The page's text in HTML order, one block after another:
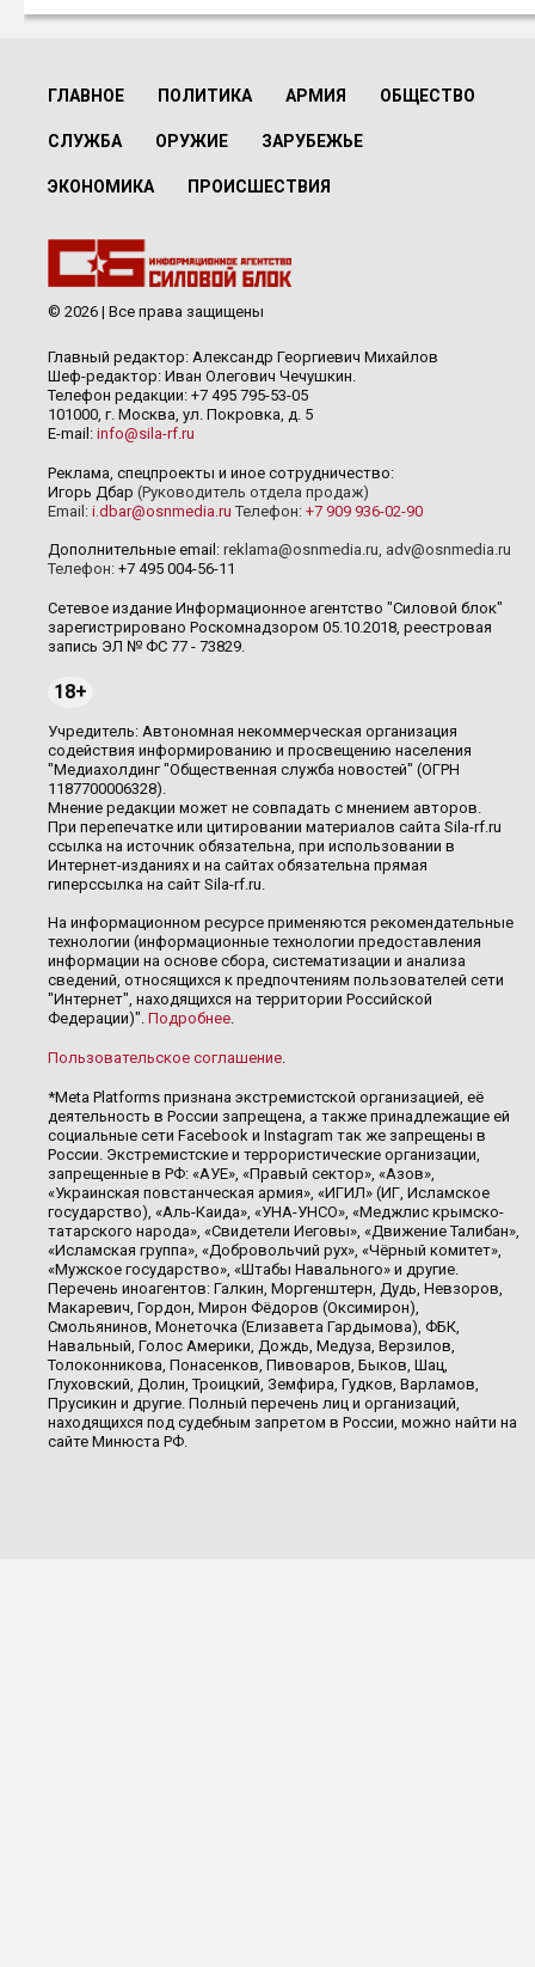
ГЛАВНОЕ ПОЛИТИКА АРМИЯ ОБЩЕСТВО
СЛУЖБА ОРУЖИЕ ЗАРУБЕЖЬЕ
ЭКОНОМИКА ПРОИСШЕСТВИЯ
© 2026 | Все права защищены
Главный редактор: Александр Георгиевич Михайлов
Шеф-редактор: Иван Олегович Чечушкин.
Телефон редакции: +7 495 795-53-05
101000, г. Москва, ул. Покровка, д. 5
E-mail: info@sila-rf.ru
Реклама, спецпроекты и иное сотрудничество:
Игорь Дбар (Руководитель отдела продаж)
Email: i.dbar@osnmedia.ru Телефон: +7 909 936-02-90
Дополнительные email: reklama@osnmedia.ru, adv@osnmedia.ru
Телефон: +7 495 004-56-11
Сетевое издание Информационное агентство "Силовой блок"
зарегистрировано Роскомнадзором 05.10.2018, реестровая
запись ЭЛ № ФС 77 - 73829.
18+
Учредитель: Автономная некоммерческая организация
содействия информированию и просвещению населения
"Медиахолдинг "Общественная служба новостей" (ОГРН
1187700006328).
Мнение редакции может не совпадать с мнением авторов.
При перепечатке или цитировании материалов сайта Sila-rf.ru
ссылка на источник обязательна, при использовании в
Интернет-изданиях и на сайтах обязательна прямая
гиперссылка на сайт Sila-rf.ru.
На информационном ресурсе применяются рекомендательные
технологии (информационные технологии предоставления
информации на основе сбора, систематизации и анализа
сведений, относящихся к предпочтениям пользователей сети
"Интернет", находящихся на территории Российской
Федерации)". Подробнее.
Пользовательское соглашение.
*Meta Platforms признана экстремистской организацией, её
деятельность в России запрещена, а также принадлежащие ей
социальные сети Facebook и Instagram так же запрещены в
России. Экстремистские и террористические организации,
запрещенные в РФ: «АУЕ», «Правый сектор», «Азов»,
«Украинская повстанческая армия», «ИГИЛ» (ИГ, Исламское
государство), «Аль-Каида», «УНА-УНСО», «Меджлис крымско-
татарского народа», «Свидетели Иеговы», «Движение Талибан»,
«Исламская группа», «Добровольчий рух», «Чёрный комитет»,
«Мужское государство», «Штабы Навального» и другие.
Перечень иноагентов: Галкин, Моргенштерн, Дудь, Невзоров,
Макаревич, Гордон, Мирон Фёдоров (Оксимирон),
Смольянинов, Монеточка (Елизавета Гардымова), ФБК,
Навальный, Голос Америки, Дождь, Медуза, Верзилов,
Толоконникова, Понасенков, Пивоваров, Быков, Шац,
Глуховский, Долин, Троицкий, Земфира, Гудков, Варламов,
Прусикин и другие. Полный перечень лиц и организаций,
находящихся под судебным запретом в России, можно найти на
сайте Минюста РФ.